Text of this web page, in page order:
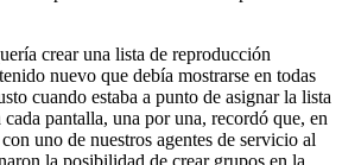
crear una lista de reproducción
nuevo que debía mostrarse en todas
cuando estaba a punto de asignar la lista
pantalla, una por una, recordó que, en
uno de nuestros agentes de servicio al
la posibilidad de crear grupos en la